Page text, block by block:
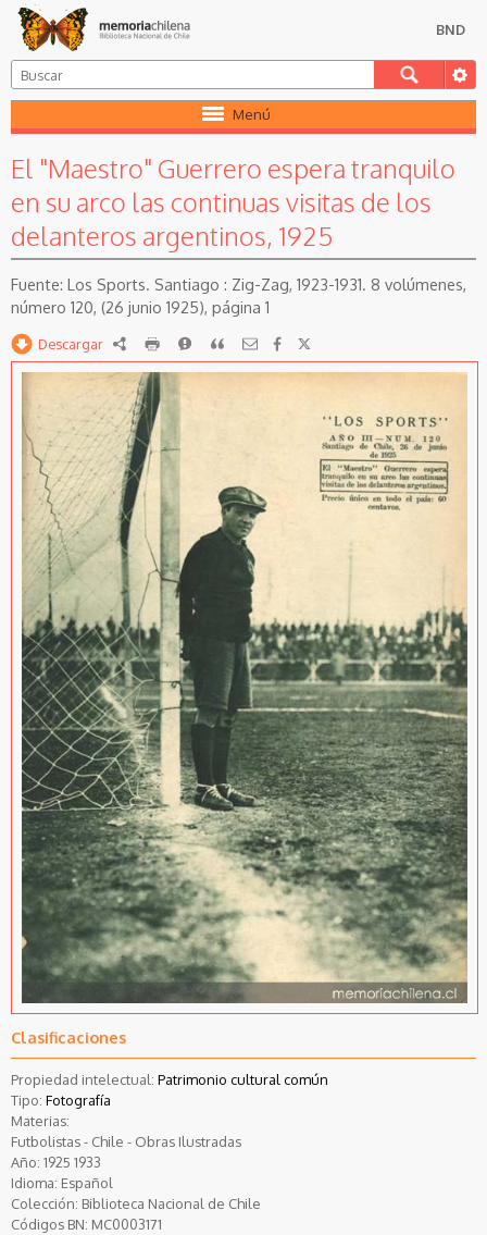
BND
Menú
El "Maestro" Guerrero espera tranquilo
en su arco las continuas visitas de los
delanteros argentinos, 1925
Los Sports. Santiago : Zig-Zag, 1923-1931. 8 volúmenes,
número 120, (26 junio 1925), página 1
Descargar RDF imprimirReportarCitar
Clasificaciones
Propiedad intelectual: Patrimonio cultural común
Tipo: Fotografía
Materias:
Futbolistas - Chile - Obras Ilustradas
Año: 1925 1933
Idioma: Español
Colección: Biblioteca Nacional de Chile
Códigos BN: MC0003171